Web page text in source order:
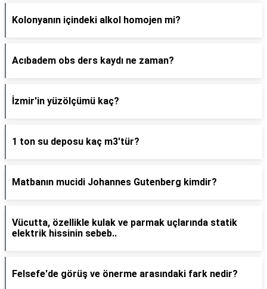
Kolonyanın içindeki alkol homojen mi?
Acıbadem obs ders kaydı ne zaman?
İzmir'in yüzölçümü kaç?
1 ton su deposu kaç m3'tür?
Matbanın mucidi Johannes Gutenberg kimdir?
Vücutta, özellikle kulak ve parmak uçlarında statik
elektrik hissinin sebeb..
Felsefe'de görüş ve önerme arasındaki fark nedir?